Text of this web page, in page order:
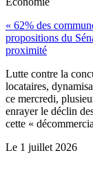
« 62% des
propositions du
proximité
Lutte contre la
locataires,
ce mercredi,
enrayer le déclin
cette «
Le 1 juillet 2026